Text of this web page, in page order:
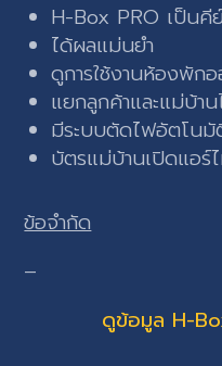
H-Box PRO เป็นคี
ได้ผลแม่นยำ
ดูการใช้งานห้องพัก
แยกลูกค้าและแม่บ้า
มีระบบตัดไฟอัตโนมั
บัตรแม่บ้านเปิดแอร์
ข้อจำกัด
–
ดูข้อมูล H-